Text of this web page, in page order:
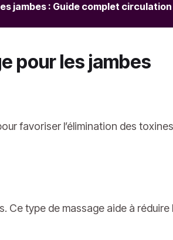
jambes : Guide complet circulation
pour les jambes
favoriser l’élimination des
Ce type de massage aide à